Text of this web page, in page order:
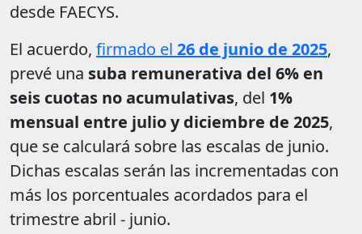
desde FAECYS.
El acuerdo, firmado el 26 de junio de 2025,
prevé una suba remunerativa del 6% en
seis cuotas no acumulativas, del 1%
mensual entre julio y diciembre de 2025,
que se calculará sobre las escalas de junio.
Dichas escalas serán las incrementadas con
más los porcentuales acordados para el
trimestre abril - junio.